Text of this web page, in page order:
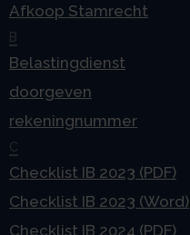
Afkoop Stamrecht
B
Belastingdienst
doorgeven
rekeningnummer
C
Checklist IB 2023 (PDF)
Checklist IB 2023 (Word)
Checklist IB 2024 (PDF)